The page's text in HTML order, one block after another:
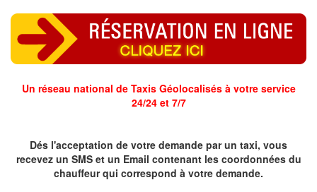
Un réseau national de Taxis Géolocalisés à votre service
24/24 et 7/7
Dés l'acceptation de votre demande par un taxi, vous
recevez un SMS et un Email contenant les coordonnées du
chauffeur qui correspond à votre demande.